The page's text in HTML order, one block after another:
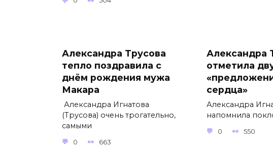
Александра Трусова
тепло поздравила с
днём рождения мужа
Макара
Александра Игнатова
(Трусова) очень трогательно,
самыми
0 663
Александра
отметила
сердца»
Александра
напомнила
0 550